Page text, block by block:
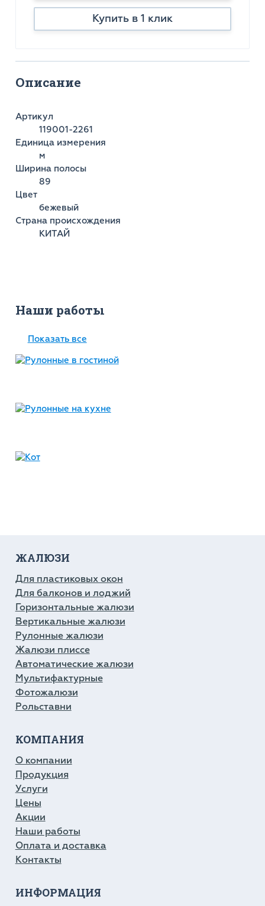
Купить в 1 клик
Описание
Артикул
119001-2261
Единица измерения
м
Ширина полосы
89
Цвет
бежевый
Страна происхождения
КИТАЙ
Наши работы
Показать все
ЖАЛЮЗИ
Для пластиковых окон
Для балконов и лоджий
Горизонтальные жалюзи
Вертикальные жалюзи
Рулонные жалюзи
Жалюзи плиссе
Автоматические жалюзи
Мультифактурные
Фотожалюзи
Рольставни
КОМПАНИЯ
О компании
Продукция
Услуги
Цены
Акции
Наши работы
Оплата и доставка
Контакты
ИНФОРМАЦИЯ